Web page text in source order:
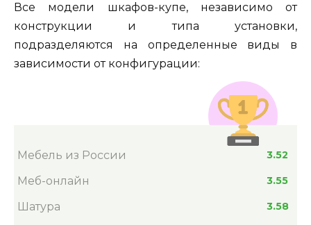
Все модели шкафов-купе, независимо от
конструкции и типа установки,
подразделяются на определенные виды в
зависимости от конфигурации:
Мебель из России 3.52
Меб-онлайн 3.55
Шатура 3.58